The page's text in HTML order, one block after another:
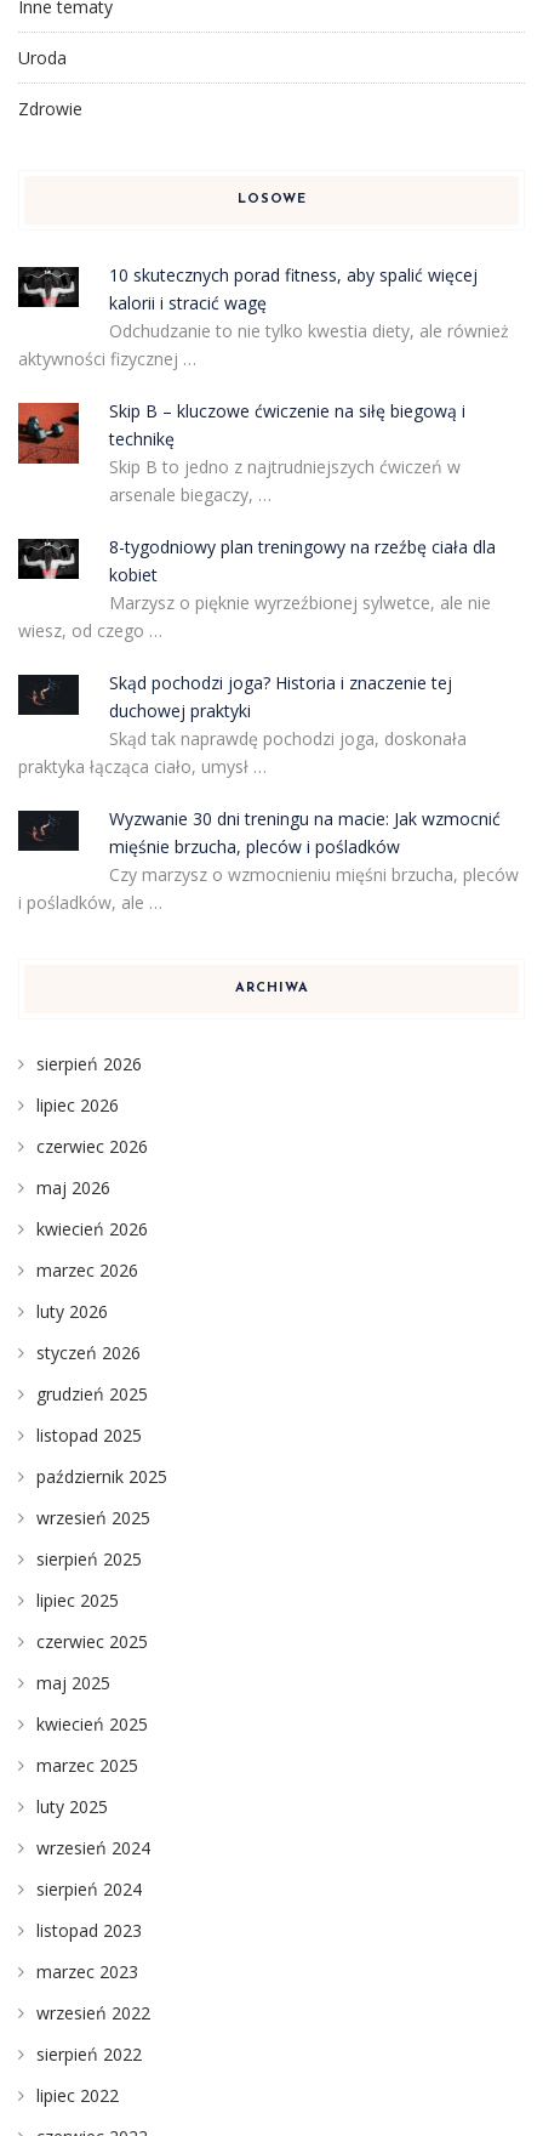
Inne tematy
Uroda
Zdrowie
LOSOWE
10 skutecznych porad fitness, aby spalić więcej
kalorii i stracić wagę
Odchudzanie to nie tylko kwestia diety, ale również
aktywności fizycznej …
Skip B – kluczowe ćwiczenie na siłę biegową i
technikę
Skip B to jedno z najtrudniejszych ćwiczeń w
arsenale biegaczy, …
8-tygodniowy plan treningowy na rzeźbę ciała dla
kobiet
Marzysz o pięknie wyrzeźbionej sylwetce, ale nie
wiesz, od czego …
Skąd pochodzi joga? Historia i znaczenie tej
duchowej praktyki
Skąd tak naprawdę pochodzi joga, doskonała
praktyka łącząca ciało, umysł …
Wyzwanie 30 dni treningu na macie: Jak wzmocnić
mięśnie brzucha, pleców i pośladków
Czy marzysz o wzmocnieniu mięśni brzucha, pleców
i pośladków, ale …
ARCHIWA
sierpień 2026
lipiec 2026
czerwiec 2026
maj 2026
kwiecień 2026
marzec 2026
luty 2026
styczeń 2026
grudzień 2025
listopad 2025
październik 2025
wrzesień 2025
sierpień 2025
lipiec 2025
czerwiec 2025
maj 2025
kwiecień 2025
marzec 2025
luty 2025
wrzesień 2024
sierpień 2024
listopad 2023
marzec 2023
wrzesień 2022
sierpień 2022
lipiec 2022